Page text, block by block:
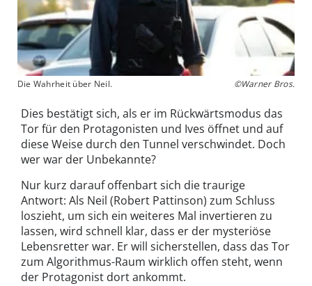
Die Wahrheit über Neil. ©Warner Bros.
Dies bestätigt sich, als er im Rückwärtsmodus das
Tor für den Protagonisten und Ives öffnet und auf
diese Weise durch den Tunnel verschwindet. Doch
wer war der Unbekannte?
Nur kurz darauf offenbart sich die traurige
Antwort: Als Neil (Robert Pattinson) zum Schluss
loszieht, um sich ein weiteres Mal invertieren zu
lassen, wird schnell klar, dass er der mysteriöse
Lebensretter war. Er will sicherstellen, dass das Tor
zum Algorithmus-Raum wirklich offen steht, wenn
der Protagonist dort ankommt.